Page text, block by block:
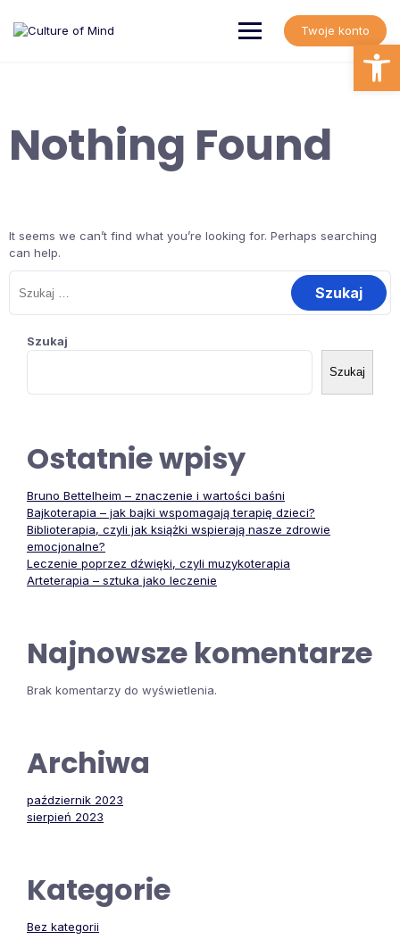
content
Twoje konto
Nothing Found
It seems we can’t find what you’re looking for. Perhaps searching
can help.
Szukaj:
Szukaj
Szukaj
Ostatnie wpisy
Bruno Bettelheim – znaczenie i wartości baśni
Bajkoterapia – jak bajki wspomagają terapię dzieci?
Biblioterapia, czyli jak książki wspierają nasze zdrowie
emocjonalne?
Leczenie poprzez dźwięki, czyli muzykoterapia
Arteterapia – sztuka jako leczenie
Najnowsze komentarze
Brak komentarzy do wyświetlenia.
Archiwa
październik 2023
sierpień 2023
Kategorie
Bez kategorii